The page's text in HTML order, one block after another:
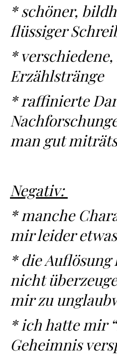
* schöner,
flüssiger
*
Erzählstränge
* raffinierte
man gut
Negativ:
* manche
mir leider
* die
nicht
mir zu
* ich hatte mir
Geheimnis